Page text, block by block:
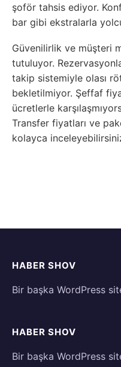
şoför tahsis ediyor.
bar gibi ekstralarla
Güvenilirlik ve müşteri
tutuluyor.
takip sistemiyle olası
bekletilmiyor. Şeffaf
ücretlerle
Transfer fiyatları ve
kolayca
HABER SHOV
Bir başka WordPress
HABER SHOV
Bir başka WordPress